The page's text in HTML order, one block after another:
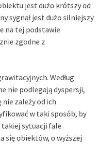
jest dużo krótszy od
sygnał jest dużo silniejszy
na tej podstawie
zgodne z
Według
nie podlegają dyspersji,
zależy od ich
w taki sposób, by
takiej sytuacji fale
się obiektów, o wyższej